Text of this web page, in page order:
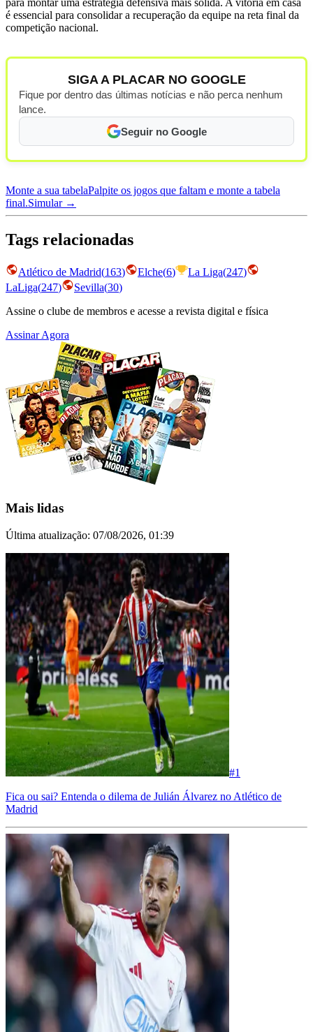
para montar uma estratégia defensiva mais sólida. A vitória em casa
é essencial para consolidar a recuperação da equipe na reta final da
competição nacional.
SIGA A PLACAR NO GOOGLE
Fique por dentro das últimas notícias e não perca nenhum
lance.
Seguir no Google
Monte a sua tabelaPalpite os jogos que faltam e monte a tabela
final.Simular →
Tags relacionadas
Atlético de Madrid(163) Elche(6) La Liga(247)
LaLiga(247) Sevilla(30)
Assine o clube de membros e acesse a revista digital e física
Assinar Agora
Mais lidas
Última atualização: 07/08/2026, 01:39
#1
Fica ou sai? Entenda o dilema de Julián Álvarez no Atlético de
Madrid